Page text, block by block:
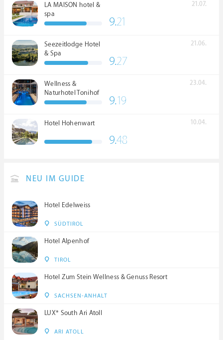
LA MAISON hotel &
spa
21.07.
9.21
Seezeitlodge Hotel
& Spa
21.06.
9.27
Wellness &
Naturhotel Tonihof
****S
23.04.
9.19
Hotel Hohenwart 10.04.
9.48
NEU IM GUIDE
Hotel Edelweiss
SÜDTIROL
Hotel Alpenhof
TIROL
Hotel Zum Stein Wellness & Genuss Resort
SACHSEN-ANHALT
LUX* South Ari Atoll
ARI ATOLL